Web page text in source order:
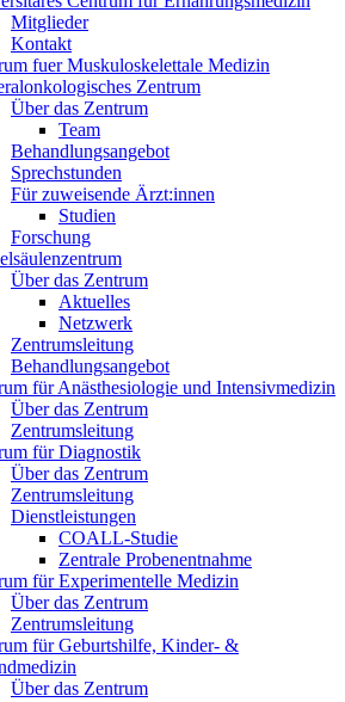
Mitglieder
Kontakt
fuer Muskuloskelettale Medizin
Zentrum
Über das Zentrum
Team
Behandlungsangebot
Sprechstunden
Für zuweisende Ärzt:innen
Studien
Forschung
Über das Zentrum
Aktuelles
Netzwerk
Zentrumsleitung
Behandlungsangebot
für Anästhesiologie und Intensivmedizin
Über das Zentrum
Zentrumsleitung
für Diagnostik
Über das Zentrum
Zentrumsleitung
Dienstleistungen
COALL-Studie
Zentrale Probenentnahme
für Experimentelle Medizin
Über das Zentrum
Zentrumsleitung
für Geburtshilfe, Kinder- &
Über das Zentrum